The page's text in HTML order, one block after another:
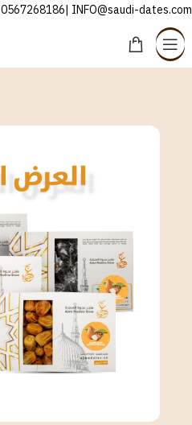
0567268186| INFO@saudi-dates.com